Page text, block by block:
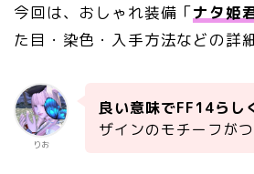
今回は、おしゃれ装備「ナタ姫
た目・染色・入手方法などの詳
りお
良い意味でFF14らし
ザインのモチーフが